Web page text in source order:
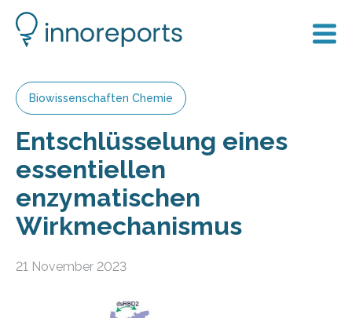
Biowissenschaften Chemie
Entschlüsselung eines
essentiellen
enzymatischen
Wirkmechanismus
21 November 2023